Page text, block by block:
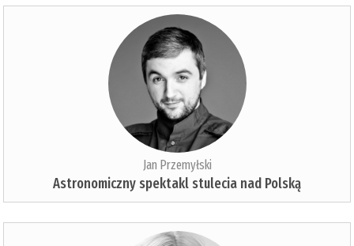
Jan Przemyłski
Astronomiczny spektakl stulecia nad Polską